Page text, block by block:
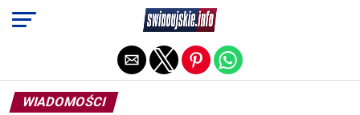
WIADOMOŚCI
Exit mobile version